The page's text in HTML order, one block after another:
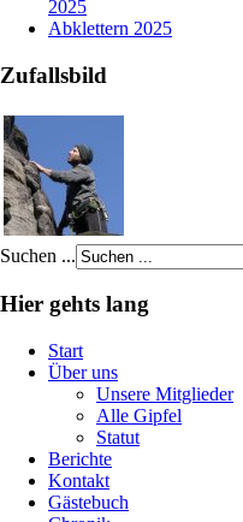
Ein paar Fotos von
Viel Spaß beim schauen...
Link zur Fotoshow
Unser Gästebuch
Wir würden uns über einen
Eintrag in unser Gästebuch
freuen.
100 Jahre TVS 1914 – unser
100.Stiftungsfest
Bericht lesen
Ein paar Fotos von
unseren Aktivitäten
2025
Abklettern 2025
Zufallsbild
Suchen ...
Hier gehts lang
Start
Über uns
Unsere Mitglieder
Alle Gipfel
Statut
Berichte
Kontakt
Gästebuch